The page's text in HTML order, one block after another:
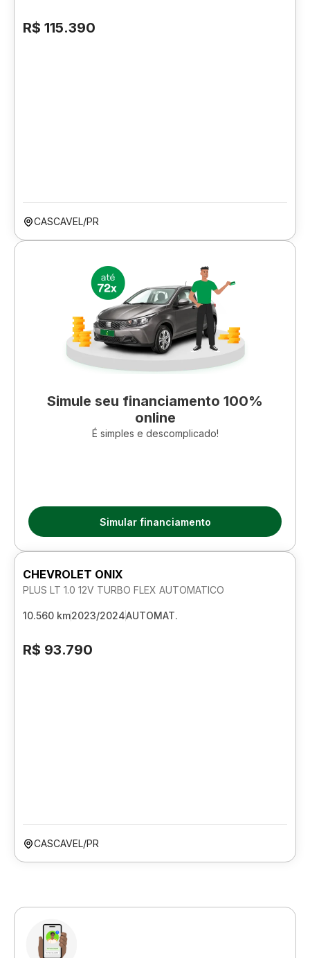
R$ 115.390
CASCAVEL/PR
Simule seu financiamento 100%
online
É simples e descomplicado!
Simular financiamento
CHEVROLET ONIX
PLUS LT 1.0 12V TURBO FLEX AUTOMATICO
10.560 km2023/2024AUTOMAT.
R$ 93.790
CASCAVEL/PR